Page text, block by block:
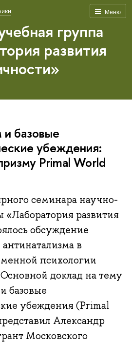
Меню
группа
развития
базовые
убеждения:
Primal World
семинара научно-
развития
обсуждение
в
психологии
доклад на тему
базовые
убеждения (Primal
Александр
Московского